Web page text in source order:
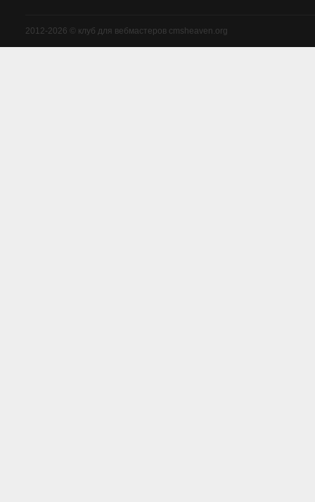
2012-2026 © клуб для вебмастеров cmsheaven.org